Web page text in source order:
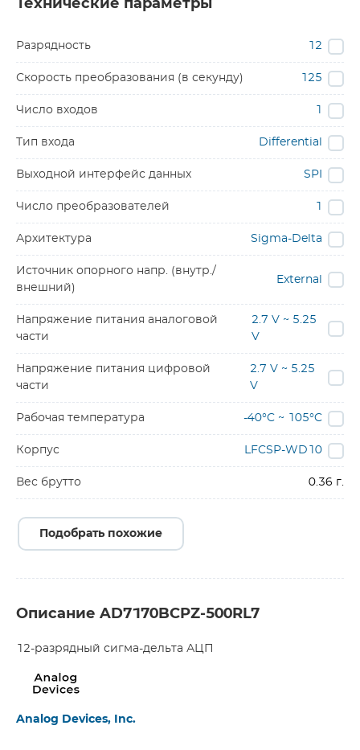
Технические параметры
Разрядность 12
Скорость преобразования (в секунду) 125
Число входов
Тип входа Differential
Выходной интерфейс данных SPI
Число преобразователей
Архитектура Sigma-Delta
Источник опорного напр. (внутр./
внешний)
External
Напряжение питания аналоговой
части
2.7 V ~ 5.25
V
Напряжение питания цифровой
части
2.7 V ~ 5.25
V
Рабочая температура -40°C ~ 105°C
Корпус LFCSP-WD10
Вес брутто 0.36 г.
Подобрать похожие
Описание AD7170BCPZ-500RL7
12-разрядный сигма-дельта АЦП
Analog Devices, Inc.